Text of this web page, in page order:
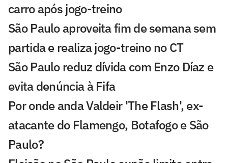
carro após jogo-treino
São Paulo aproveita fim de semana sem
partida e realiza jogo-treino no CT
São Paulo reduz dívida com Enzo Díaz e
evita denúncia à Fifa
Por onde anda Valdeir 'The Flash', ex-
atacante do Flamengo, Botafogo e São
Paulo?